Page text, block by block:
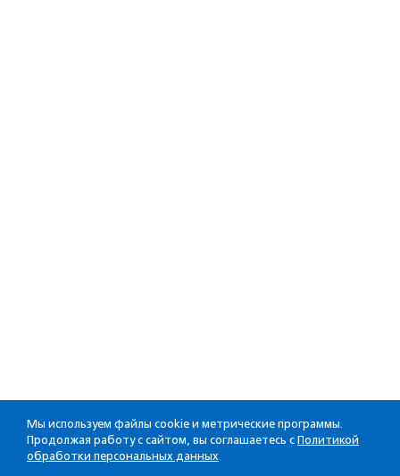
Мы используем файлы cookie и метрические программы.
Продолжая работу с сайтом, вы соглашаетесь с Политикой
обработки персональных данных